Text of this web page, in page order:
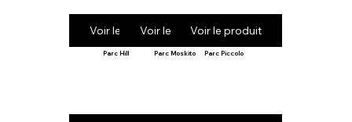
Voir le produitVoir le produitVoir le produit
Parc Hill Parc Moskito Parc Piccolo